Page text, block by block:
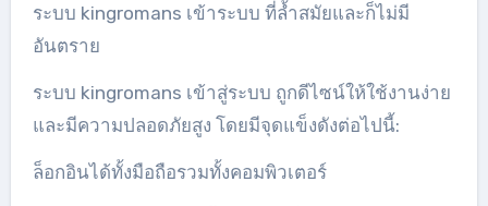
ระบบ kingromans เข้าระบบ ที่ล้ำสมัยและก็ไม่มี
อันตราย
ระบบ kingromans เข้าสู่ระบบ ถูกดีไซน์ให้ใช้งานง่าย
และมีความปลอดภัยสูง โดยมีจุดแข็งดังต่อไปนี้:
ล็อกอินได้ทั้งมือถือรวมทั้งคอมพิวเตอร์